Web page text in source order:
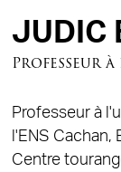
JUDIC
Professeur
Professeur à
l'ENS
Centre